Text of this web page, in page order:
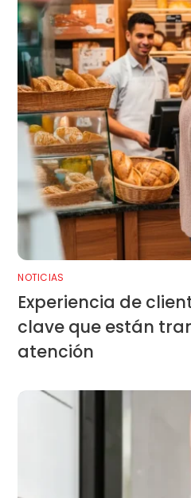
NOTICIAS
Experiencia de
clave que están
atención